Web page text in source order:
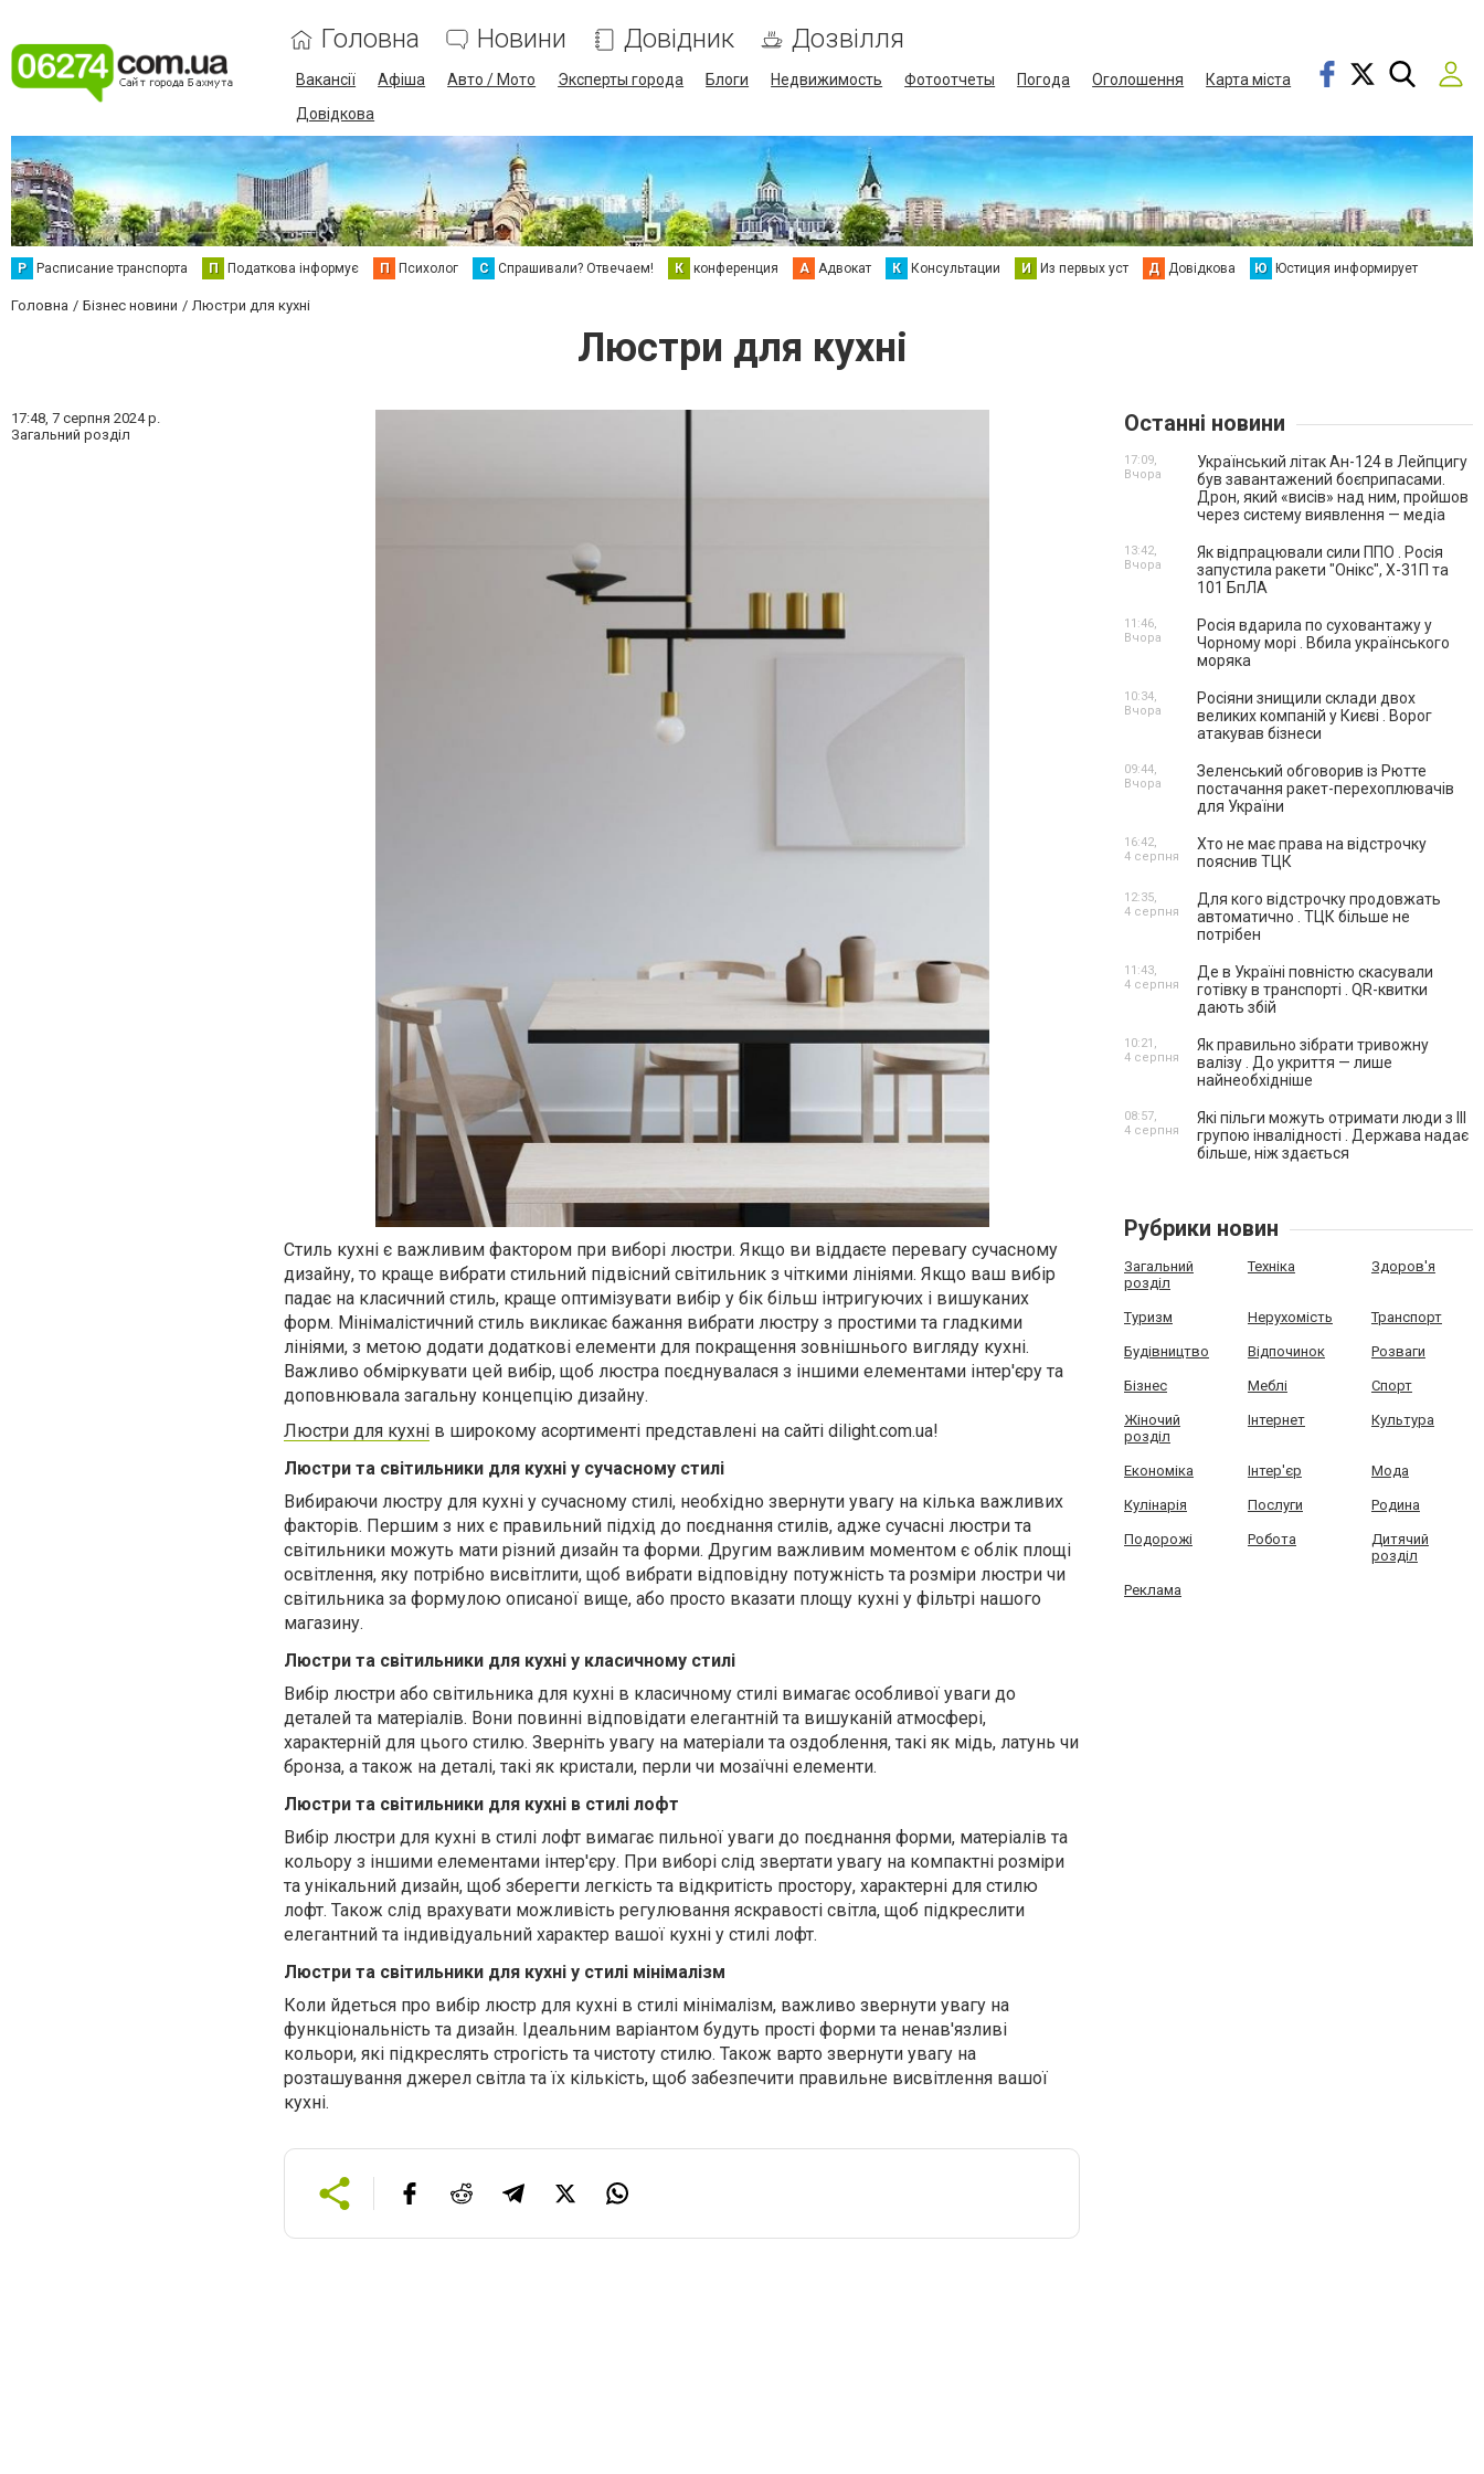
Головна Новини Довідник Дозвілля
Вакансії Афіша Авто / Мото Эксперты города Блоги Недвижимость Фотоотчеты Погода Оголошення
Карта міста
Довідкова
Р Расписание транспорта П Податкова інформує П Психолог С Спрашивали? Отвечаем! К конференция А Адвокат К Консультации И Из первых уст Д Довідкова Ю Юстиция информирует
Головна Бізнес новини Люстри для кухні
Люстри для кухні
17:48, 7 серпня 2024 р.
Загальний розділ
Стиль кухні є важливим фактором при виборі люстри. Якщо ви віддаєте перевагу сучасному
дизайну, то краще вибрати стильний підвісний світильник з чіткими лініями. Якщо ваш вибір
падає на класичний стиль, краще оптимізувати вибір у бік більш інтригуючих і вишуканих
форм. Мінімалістичний стиль викликає бажання вибрати люстру з простими та гладкими
лініями, з метою додати додаткові елементи для покращення зовнішнього вигляду кухні.
Важливо обміркувати цей вибір, щоб люстра поєднувалася з іншими елементами інтер'єру та
доповнювала загальну концепцію дизайну.
Люстри для кухні в широкому асортименті представлені на сайті dilight.com.ua!
Люстри та світильники для кухні у сучасному стилі
Вибираючи люстру для кухні у сучасному стилі, необхідно звернути увагу на кілька важливих
факторів. Першим з них є правильний підхід до поєднання стилів, адже сучасні люстри та
світильники можуть мати різний дизайн та форми. Другим важливим моментом є облік площі
освітлення, яку потрібно висвітлити, щоб вибрати відповідну потужність та розміри люстри чи
світильника за формулою описаної вище, або просто вказати площу кухні у фільтрі нашого
магазину.
Люстри та світильники для кухні у класичному стилі
Вибір люстри або світильника для кухні в класичному стилі вимагає особливої ​​уваги до
деталей та матеріалів. Вони повинні відповідати елегантній та вишуканій атмосфері,
характерній для цього стилю. Зверніть увагу на матеріали та оздоблення, такі як мідь, латунь чи
бронза, а також на деталі, такі як кристали, перли чи мозаїчні елементи.
Люстри та світильники для кухні в стилі лофт
Вибір люстри для кухні в стилі лофт вимагає пильної уваги до поєднання форми, матеріалів та
кольору з іншими елементами інтер'єру. При виборі слід звертати увагу на компактні розміри
та унікальний дизайн, щоб зберегти легкість та відкритість простору, характерні для стилю
лофт. Також слід врахувати можливість регулювання яскравості світла, щоб підкреслити
елегантний та індивідуальний характер вашої кухні у стилі лофт.
Люстри та світильники для кухні у стилі мінімалізм
Коли йдеться про вибір люстр для кухні в стилі мінімалізм, важливо звернути увагу на
функціональність та дизайн. Ідеальним варіантом будуть прості форми та ненав'язливі
кольори, які підкреслять строгість та чистоту стилю. Також варто звернути увагу на
розташування джерел світла та їх кількість, щоб забезпечити правильне висвітлення вашої
кухні.
Останні новини
Український літак Ан-124 в Лейпцигу
був завантажений боєприпасами.
Дрон, який «висів» над ним, пройшов
через систему виявлення — медіа
17:09,
Вчора
Як відпрацювали сили ППО . Росія
запустила ракети "Онікс", Х-31П та
101 БпЛА
13:42,
Вчора
Росія вдарила по суховантажу у
Чорному морі . Вбила українського
моряка
11:46,
Вчора
Росіяни знищили склади двох
великих компаній у Києві . Ворог
атакував бізнеси
10:34,
Вчора
Зеленський обговорив із Рютте
постачання ракет-перехоплювачів
для України
09:44,
Вчора
Хто не має права на відстрочку
пояснив ТЦК
16:42,
4 серпня
Для кого відстрочку продовжать
автоматично . ТЦК більше не
потрібен
12:35,
4 серпня
Де в Україні повністю скасували
готівку в транспорті . QR-квитки
дають збій
11:43,
4 серпня
Як правильно зібрати тривожну
валізу . До укриття — лише
найнеобхідніше
10:21,
4 серпня
Які пільги можуть отримати люди з III
групою інвалідності . Держава надає
більше, ніж здається
08:57,
4 серпня
Рубрики новин
Загальний
розділ
Техніка Здоров'я
Туризм Нерухомість Транспорт
Будівництво Відпочинок Розваги
Бізнес Меблі Спорт
Жіночий
розділ
Інтернет Культура
Економіка Інтер'єр Мода
Кулінарія Послуги Родина
Подорожі Робота
Дитячий
розділ
Реклама